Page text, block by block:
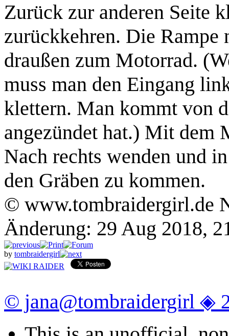
Zurück zur anderen Seite
zurückkehren. Die Rampe
draußen zum Motorrad.
muss man den Eingang
klettern. Man kommt von
angezündet hat.) Mit dem
Nach rechts wenden und
den Gräben zu kommen.
© www.tombraidergirl.de
Änderung: 29 Aug 2018,
by tombraidergirl
© jana@tombraidergirl ◈